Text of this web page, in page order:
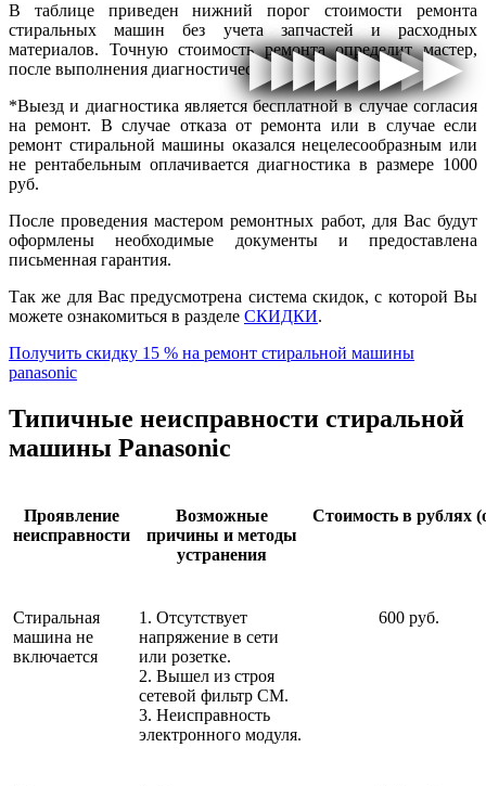
▶▶▶▶▶▶▶▶▶
▶▶▶▶▶▶▶
В таблице приведен нижний порог стоимости ремонта
стиральных машин без учета запчастей и расходных
материалов. Точную стоимость ремонта определит мастер,
после выполнения диагностических работ.
*Выезд и диагностика является бесплатной в случае согласия
на ремонт. В случае отказа от ремонта или в случае если
ремонт стиральной машины оказался нецелесообразным или
не рентабельным оплачивается диагностика в размере 1000
руб.
После проведения мастером ремонтных работ, для Вас будут
оформлены необходимые документы и предоставлена
письменная гарантия.
Так же для Вас предусмотрена система скидок, с которой Вы
можете ознакомиться в разделе СКИДКИ.
Получить скидку 15 % на ремонт стиральной машины
panasonic
Типичные неисправности стиральной
машины Panasonic
Проявление
неисправности
Возможные
причины и методы
устранения
Стоимость в рублях
Стиральная
машина не
включается
1. Отсутствует
напряжение в сети
или розетке.
2. Вышел из строя
сетевой фильтр СМ.
3. Неисправность
электронного модуля.
600 руб.